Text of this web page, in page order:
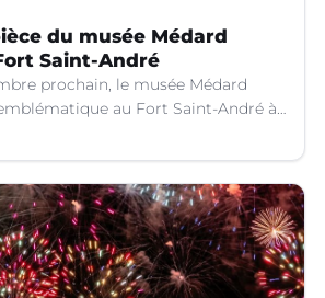
du musée Médard
Saint-André
prochain, le musée Médard
au Fort Saint-André à
(Gard).